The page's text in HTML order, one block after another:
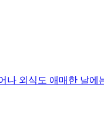
외식도 애매한 날